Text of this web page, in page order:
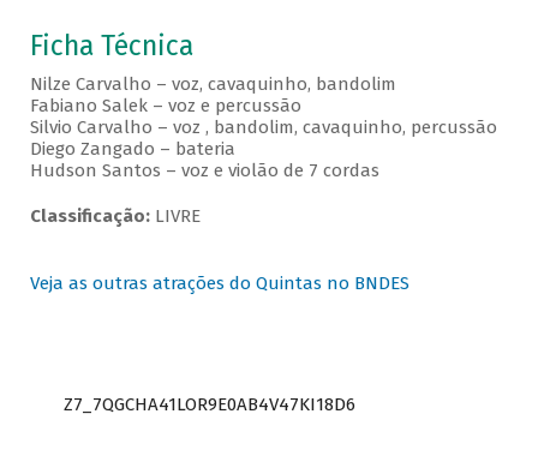
Ficha Técnica
Nilze Carvalho – voz, cavaquinho, bandolim
Fabiano Salek – voz e percussão
Silvio Carvalho – voz , bandolim, cavaquinho, percussão
Diego Zangado – bateria
Hudson Santos – voz e violão de 7 cordas
Classificação: LIVRE
Veja as outras atrações do Quintas no BNDES
Z7_7QGCHA41LOR9E0AB4V47KI18D6